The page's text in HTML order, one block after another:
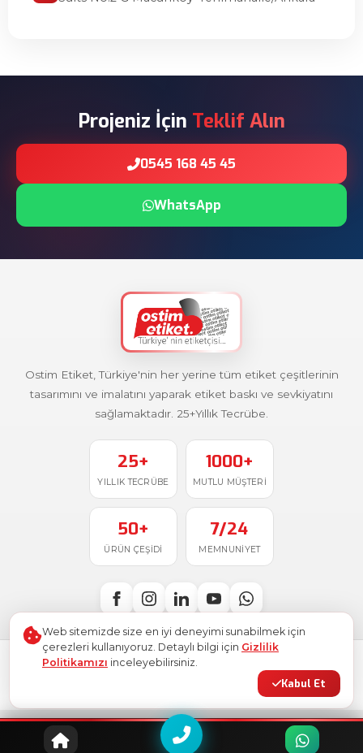
Projeniz İçin Teklif Alın
0545 168 45 45
WhatsApp
Ostim Etiket, Türkiye'nin her yerine tüm etiket çeşitlerinin
tasarımını ve imalatını yaparak etiket baskı ve sevkiyatını
sağlamaktadır. 25+Yıllık Tecrübe.
25+
YILLIK TECRÜBE
1000+
MUTLU MÜŞTERI
50+
ÜRÜN ÇEŞIDI
7/24
MEMNUNIYET
. Tüm hakları saklıdır.
Türkiye'de ile üretildi
Site Haritası
Web sitemizde size en iyi deneyimi sunabilmek için
çerezleri kullanıyoruz. Detaylı bilgi için Gizlilik
Politikamızı inceleyebilirsiniz.
Kabul Et